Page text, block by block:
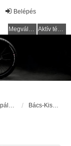
Belépés
Megválaszolatlan témák Aktív témák